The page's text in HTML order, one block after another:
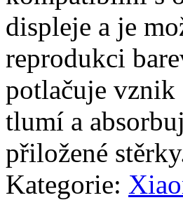
displeje a je
reprodukci
potlačuje
tlumí a
přiložené
Kategorie: